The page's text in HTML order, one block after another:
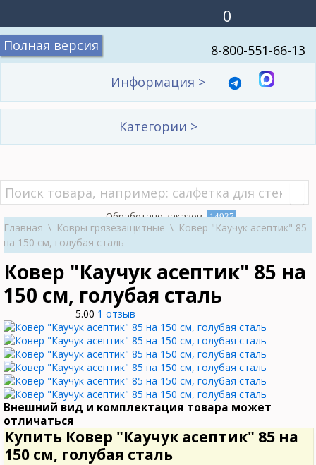
Информация >
Полная версия 8-800-551-66-13
0
Категории >
Обработано заказов 14937
Главная \ Ковры грязезащитные \ Ковер "Каучук асептик" 85
на 150 см, голубая сталь
Ковер "Каучук асептик" 85 на
150 см, голубая сталь
5.00 1 отзыв
Внешний вид и комплектация товара может
отличаться
Купить Ковер "Каучук асептик" 85 на
150 см, голубая сталь